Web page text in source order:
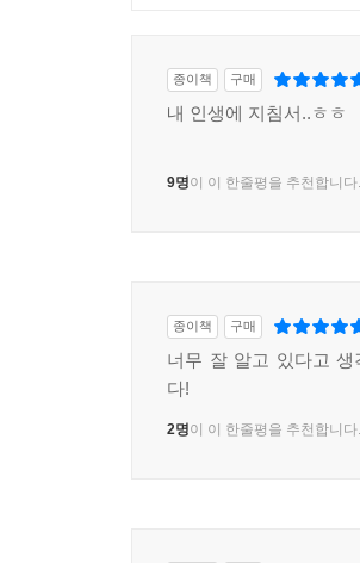
종이책 구매
내 인생에 지침서..ㅎㅎ
9명이 이 한줄평을 추천합니다.
종이책 구매
너무 잘 알고 있다고
다!
2명이 이 한줄평을 추천합니다.